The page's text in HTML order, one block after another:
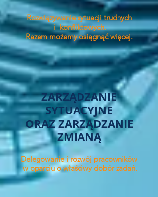
Rozwiązywanie sytuacji trudnych
i konfliktowych.
Razem możemy osiągnąć więcej.
ZARZĄDZANIE
SYTUACYJNE
ORAZ ZARZĄDZANIE
ZMIANĄ
Delegowanie i rozwój pracowników
w oparciu o właściwy dobór zadań.